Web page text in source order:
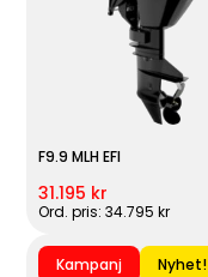
F9.9 MLH EFI
31.195 kr
Ord. pris: 34.795 kr
Kampanj Nyhet!